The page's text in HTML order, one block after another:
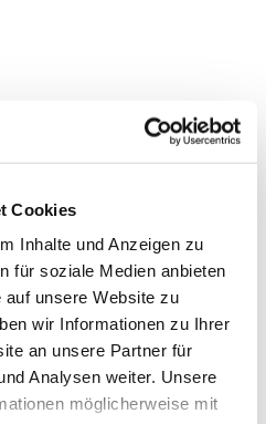
Cookies
Inhalte und Anzeigen zu
für soziale Medien anbieten
unsere Website zu
wir Informationen zu Ihrer
an unsere Partner für
Analysen weiter. Unsere
möglicherweise mit
Sie auch